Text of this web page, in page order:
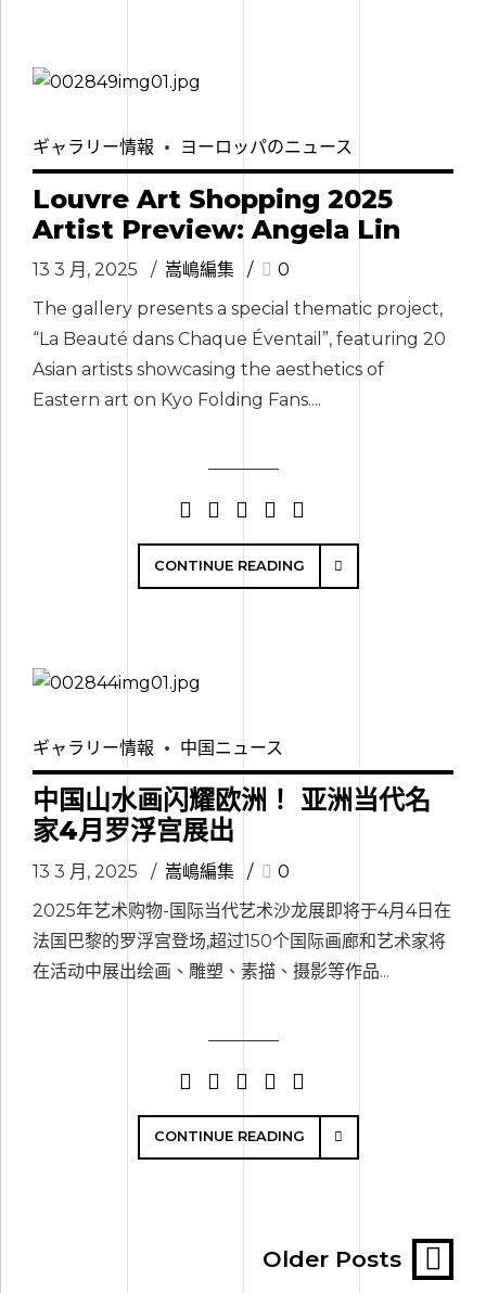
ギャラリー情報 ヨーロッパのニュース
Louvre Art Shopping 2025
Artist Preview: Angela Lin
13 3 月, 2025 嵩嶋編集
0
The gallery presents a special thematic project,
“La Beauté dans Chaque Éventail”, featuring 20
Asian artists showcasing the aesthetics of
Eastern art on Kyo Folding Fans....
CONTINUE READING
ギャラリー情報 中国ニュース
中国山水画闪耀欧洲！ 亚洲当代名
家4月罗浮宫展出
13 3 月, 2025 嵩嶋編集
0
2025年艺术购物-国际当代艺术沙龙展即将于4月4日在
法国巴黎的罗浮宫登场,超过150个国际画廊和艺术家将
在活动中展出绘画、雕塑、素描、摄影等作品...
CONTINUE READING
Older Posts